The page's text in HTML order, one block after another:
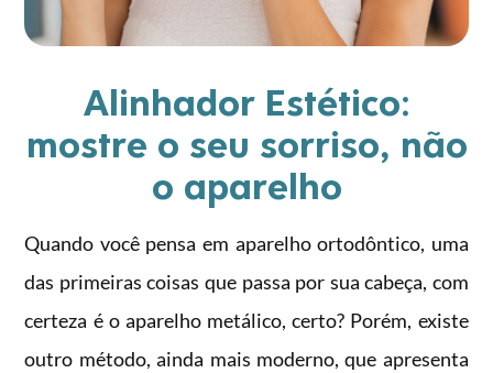
Alinhador Estético:
mostre o seu sorriso, não
o aparelho
Quando você pensa em aparelho ortodôntico, uma
das primeiras coisas que passa por sua cabeça, com
certeza é o aparelho metálico, certo? Porém, existe
outro método, ainda mais moderno, que apresenta